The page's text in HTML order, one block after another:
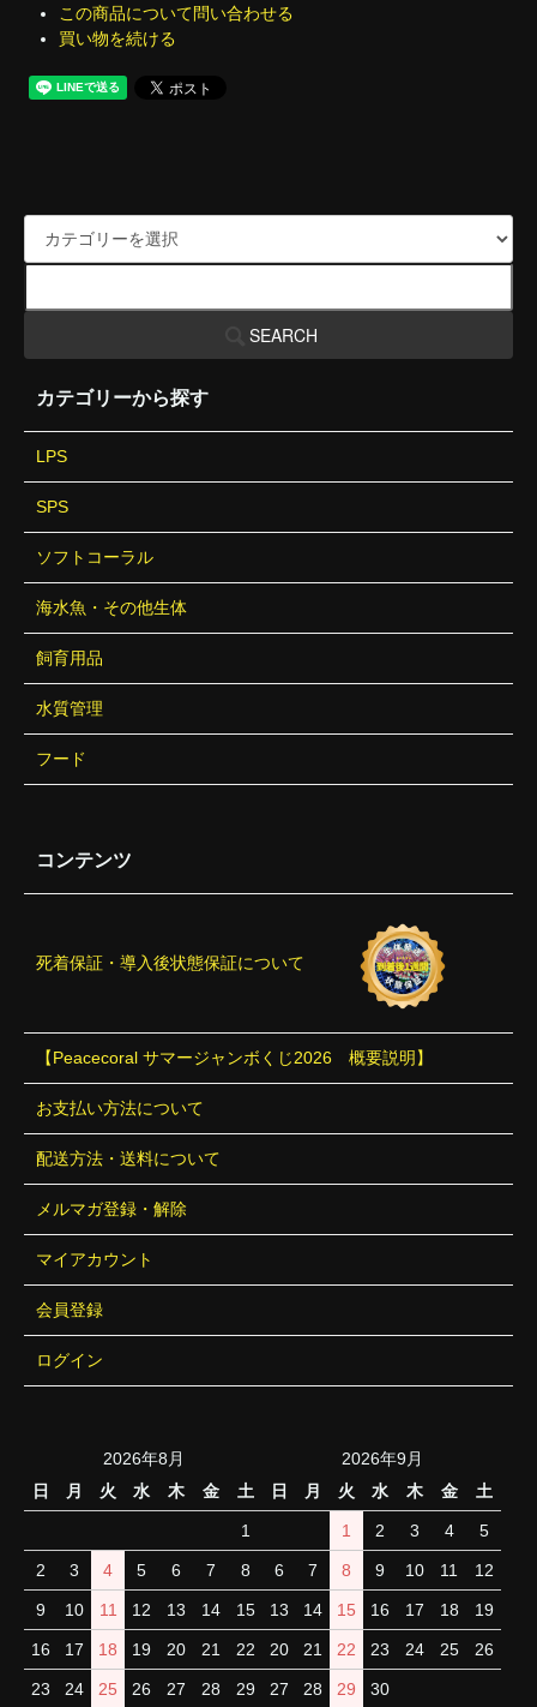
この商品について問い合わせる
買い物を続ける
SEARCH
カテゴリーから探す
LPS
SPS
ソフトコーラル
海水魚・その他生体
飼育用品
水質管理
フード
コンテンツ
死着保証・導入後状態保証について
【Peacecoral サマージャンボくじ2026 概要説明】
お支払い方法について
配送方法・送料について
メルマガ登録・解除
マイアカウント
会員登録
ログイン
2026年8月
日
月 火 水 木 金 土
1
2 3 4 5 6 7 8
9 10 11 12 13 14 15
16 17 18 19 20 21 22
23 24 25 26 27 28 29
2026年9月
日
月 火 水 木 金 土
1 2 3 4 5
6 7 8 9 10 11 12
13 14 15 16 17 18 19
20 21 22 23 24 25 26
27 28 29 30